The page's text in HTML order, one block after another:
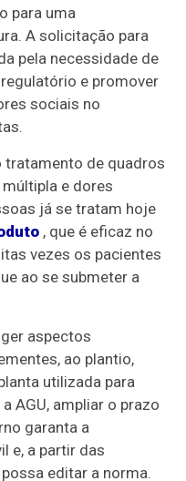
para uma
A solicitação para
pela necessidade de
e promover
sociais no
de quadros
e dores
já se tratam hoje
, que é eficaz no
vezes os pacientes
ao se submeter a
aspectos
ao plantio,
utilizada para
AGU, ampliar o prazo
garanta a
e, a partir das
editar a norma.